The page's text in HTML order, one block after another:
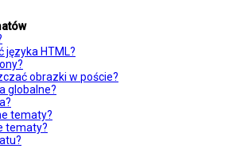
języka HTML?
obrazki w poście?
globalne?
tematy?
tematy?